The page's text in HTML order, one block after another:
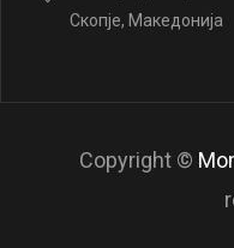
Скопје, Македонија
Copyright ©